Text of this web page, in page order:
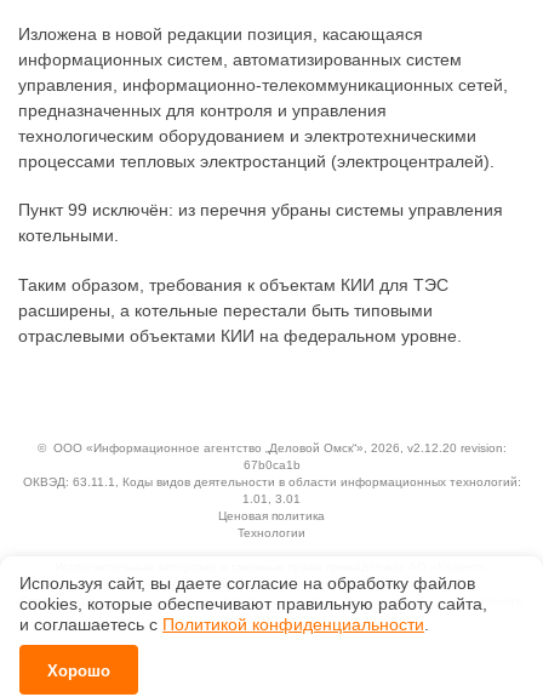
Изложена в новой редакции позиция, касающаяся
информационных систем, автоматизированных систем
управления, информационно-телекоммуникационных сетей,
предназначенных для контроля и управления
технологическим оборудованием и электротехническими
процессами тепловых электростанций (электроцентралей).
Пункт 99 исключён: из перечня убраны системы управления
котельными.
Таким образом, требования к объектам КИИ для ТЭС
расширены, а котельные перестали быть типовыми
отраслевыми объектами КИИ на федеральном уровне.
© ООО «Информационное агентство „Деловой Омск“» , 2026, v2.12.20 revision:
67b0ca1b
ОКВЭД: 63.11.1, Коды видов деятельности в области информационных технологий:
1.01, 3.01
Ценовая политика
Технологии
Положение по обработке и защите персональных данных
Справка о регистрации продуктов АО «Кодекс» в Реестре российского программного
обеспечения
Используя сайт, вы даете согласие на обработку файлов
сооkiеs, которые обеспечивают правильную работу сайта,
и соглашаетесь с Политикой конфиденциальности.
Хорошо